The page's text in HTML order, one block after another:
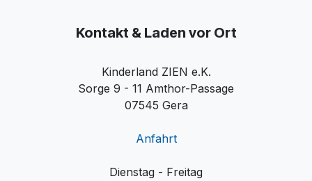
Kontakt & Laden vor Ort
Kinderland ZIEN e.K.
Sorge 9 - 11 Amthor-Passage
07545 Gera
Anfahrt
Dienstag - Freitag